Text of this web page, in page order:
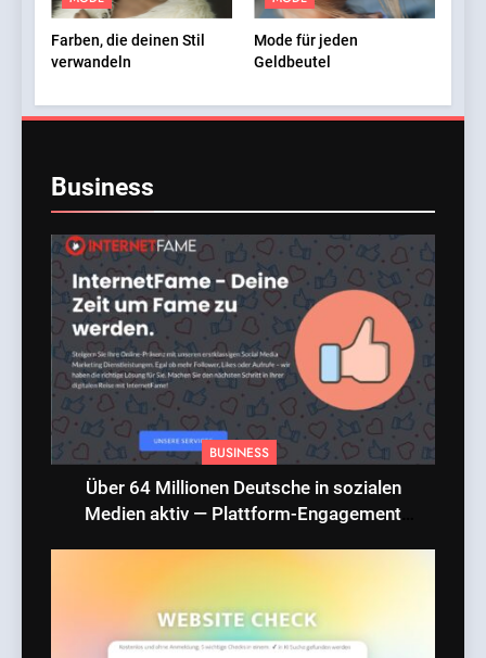
Farben, die deinen Stil
verwandeln
Mode für jeden
Geldbeutel
Business
BUSINESS
Über 64 Millionen Deutsche in sozialen
Medien aktiv — Plattform-Engagement